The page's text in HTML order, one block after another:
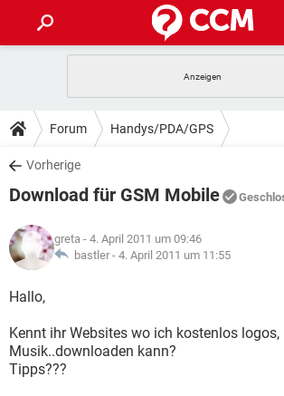
ANDROID IOS
WINDOWS 10
WHATSAPP TIKTOK
FACEBOOK
TIPPS & TRICKS
SPIELE STREAMING
WHATSAPP
FACEBOOK
DOWNLOADS
SPIELE STREAMING
ANDROID
WINDOWS 10 INSTAGRAM
WHATSAPP
SPIELE
ANDROID
WINDOWS 10
WHATSAPP TIKTOK
FACEBOOK
LEXIKON
SPIELE
WINDOWS 10
WHATSAPP
Forum Handys/PDA/GPS
Vorherige
Download für GSM Mobile
greta - 4. April 2011 um 09:46
bastler - 4. April 2011 um 11:55
Hallo,
Kennt ihr Websites wo ich kostenlos
Musik..downloaden kann?
Tipps???